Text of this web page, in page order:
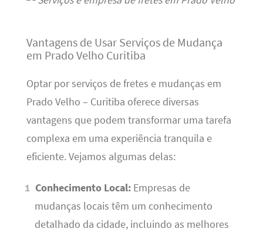
Vantagens de Usar Serviços de Mudança
em Prado Velho Curitiba
Optar por serviços de fretes e mudanças em
Prado Velho – Curitiba oferece diversas
vantagens que podem transformar uma tarefa
complexa em uma experiência tranquila e
eficiente. Vejamos algumas delas:
Conhecimento Local: Empresas de
mudanças locais têm um conhecimento
detalhado da cidade, incluindo as melhores